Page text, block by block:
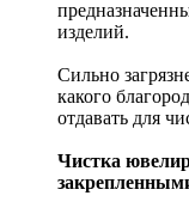
изделий.
Сильно
какого
отдавать для
Чистка